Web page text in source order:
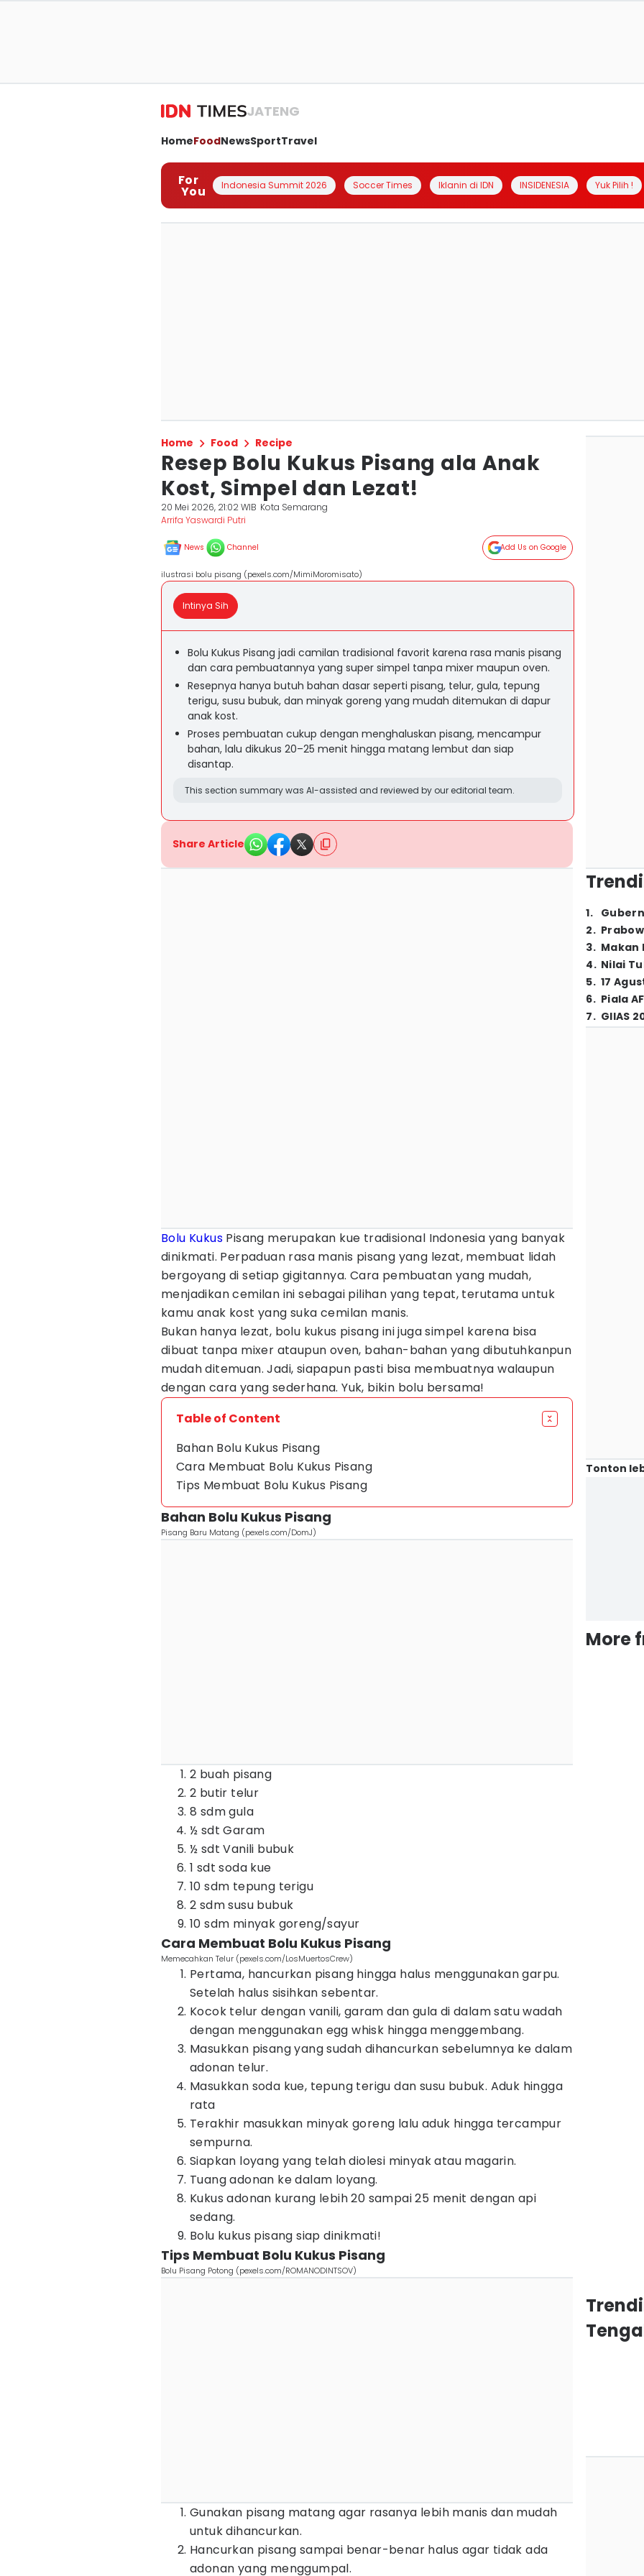
JATENG
HomeFoodNewsSportTravel
For
You Indonesia Summit 2026 Soccer Times Iklanin di IDN INSIDENESIA Yuk Pilih !
Home Food Recipe
Resep Bolu Kukus Pisang ala Anak
Kost, Simpel dan Lezat!
20 Mei 2026, 21:02 WIB Kota Semarang
Arrifa Yaswardi Putri
News Channel Add Us on Google
ilustrasi bolu pisang (pexels.com/MimiMoromisato)
Intinya Sih
Bolu Kukus Pisang jadi camilan tradisional favorit karena rasa manis pisang
dan cara pembuatannya yang super simpel tanpa mixer maupun oven.
Resepnya hanya butuh bahan dasar seperti pisang, telur, gula, tepung
terigu, susu bubuk, dan minyak goreng yang mudah ditemukan di dapur
anak kost.
Proses pembuatan cukup dengan menghaluskan pisang, mencampur
bahan, lalu dikukus 20–25 menit hingga matang lembut dan siap
disantap.
This section summary was AI-assisted and reviewed by our editorial team.
Share Article
Bolu Kukus Pisang merupakan kue tradisional Indonesia yang banyak
dinikmati. Perpaduan rasa manis pisang yang lezat, membuat lidah
bergoyang di setiap gigitannya. Cara pembuatan yang mudah,
menjadikan cemilan ini sebagai pilihan yang tepat, terutama untuk
kamu anak kost yang suka cemilan manis.
Bukan hanya lezat, bolu kukus pisang ini juga simpel karena bisa
dibuat tanpa mixer ataupun oven, bahan-bahan yang dibutuhkanpun
mudah ditemuan. Jadi, siapapun pasti bisa membuatnya walaupun
dengan cara yang sederhana. Yuk, bikin bolu bersama!
Table of Content
Bahan Bolu Kukus Pisang
Cara Membuat Bolu Kukus Pisang
Tips Membuat Bolu Kukus Pisang
Bahan Bolu Kukus Pisang
Pisang Baru Matang (pexels.com/DomJ)
2 buah pisang
2 butir telur
8 sdm gula
½ sdt Garam
½ sdt Vanili bubuk
1 sdt soda kue
10 sdm tepung terigu
2 sdm susu bubuk
10 sdm minyak goreng/sayur
Cara Membuat Bolu Kukus Pisang
Memecahkan Telur (pexels.com/LosMuertosCrew)
Pertama, hancurkan pisang hingga halus menggunakan garpu.
Setelah halus sisihkan sebentar.
Kocok telur dengan vanili, garam dan gula di dalam satu wadah
dengan menggunakan egg whisk hingga menggembang.
Masukkan pisang yang sudah dihancurkan sebelumnya ke dalam
adonan telur.
Masukkan soda kue, tepung terigu dan susu bubuk. Aduk hingga
rata
Terakhir masukkan minyak goreng lalu aduk hingga tercampur
sempurna.
Siapkan loyang yang telah diolesi minyak atau magarin.
Tuang adonan ke dalam loyang.
Kukus adonan kurang lebih 20 sampai 25 menit dengan api
sedang.
Bolu kukus pisang siap dinikmati!
Tips Membuat Bolu Kukus Pisang
Bolu Pisang Potong (pexels.com/ROMANODINTSOV)
Gunakan pisang matang agar rasanya lebih manis dan mudah
untuk dihancurkan.
Hancurkan pisang sampai benar-benar halus agar tidak ada
adonan yang menggumpal.
1.
2.
3. Makan
4. Nilai
5. 17
6. Piala
7. GIIAS
Tonton
More